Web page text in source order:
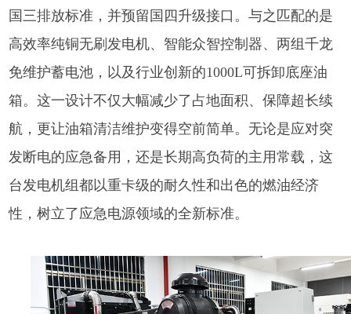
国三排放标准，并预留国四升级接口。与之匹配的是
高效率纯铜无刷发电机、智能众智控制器、两组千龙
免维护蓄电池，以及行业创新的1000L可拆卸底座油
箱。这一设计不仅大幅减少了占地面积、保障超长续
航，更让油箱清洁维护变得空前简单。无论是应对突
发断电的应急备用，还是长期高负荷的主用常载，这
台发电机组都以重卡级的耐久性和出色的燃油经济
性，树立了应急电源领域的全新标准。